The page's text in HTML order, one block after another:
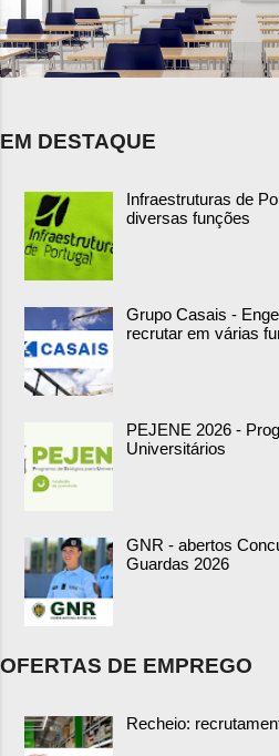
EM DESTAQUE
Infraestruturas de
diversas funções
Grupo Casais -
recrutar em várias
PEJENE 2026 -
Universitários
GNR - abertos
Guardas 2026
OFERTAS DE EMPREGO
Recheio: